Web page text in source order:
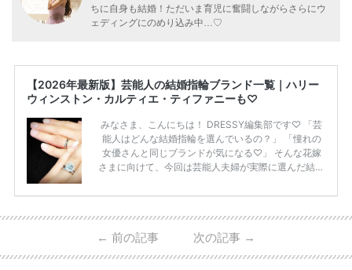
ちに自身も結婚！ただいま育児に奮闘しながらさらにウ
ェディングにのめり込み中…♡
【2026年最新版】芸能人の結婚指輪ブランド一覧｜ハリー
ウィンストン・カルティエ・ティファニーも♡
みなさま、こんにちは！ DRESSY編集部です♡ 「芸
能人はどんな結婚指輪を選んでいるの？」 「憧れの
女優さんと同じブランドが気になる♡」 そんな花嫁
さまに向けて、今回は芸能人夫婦が実際に選んだ結婚
ーウィンストンやカルティエ、ティファニーなど世界
日本で人気のブランドまで幅広くご紹介。 さらに、
・愛用している芸能人夫婦 ・リングの特徴や魅力 ・
← 前の記事 次の記事 →